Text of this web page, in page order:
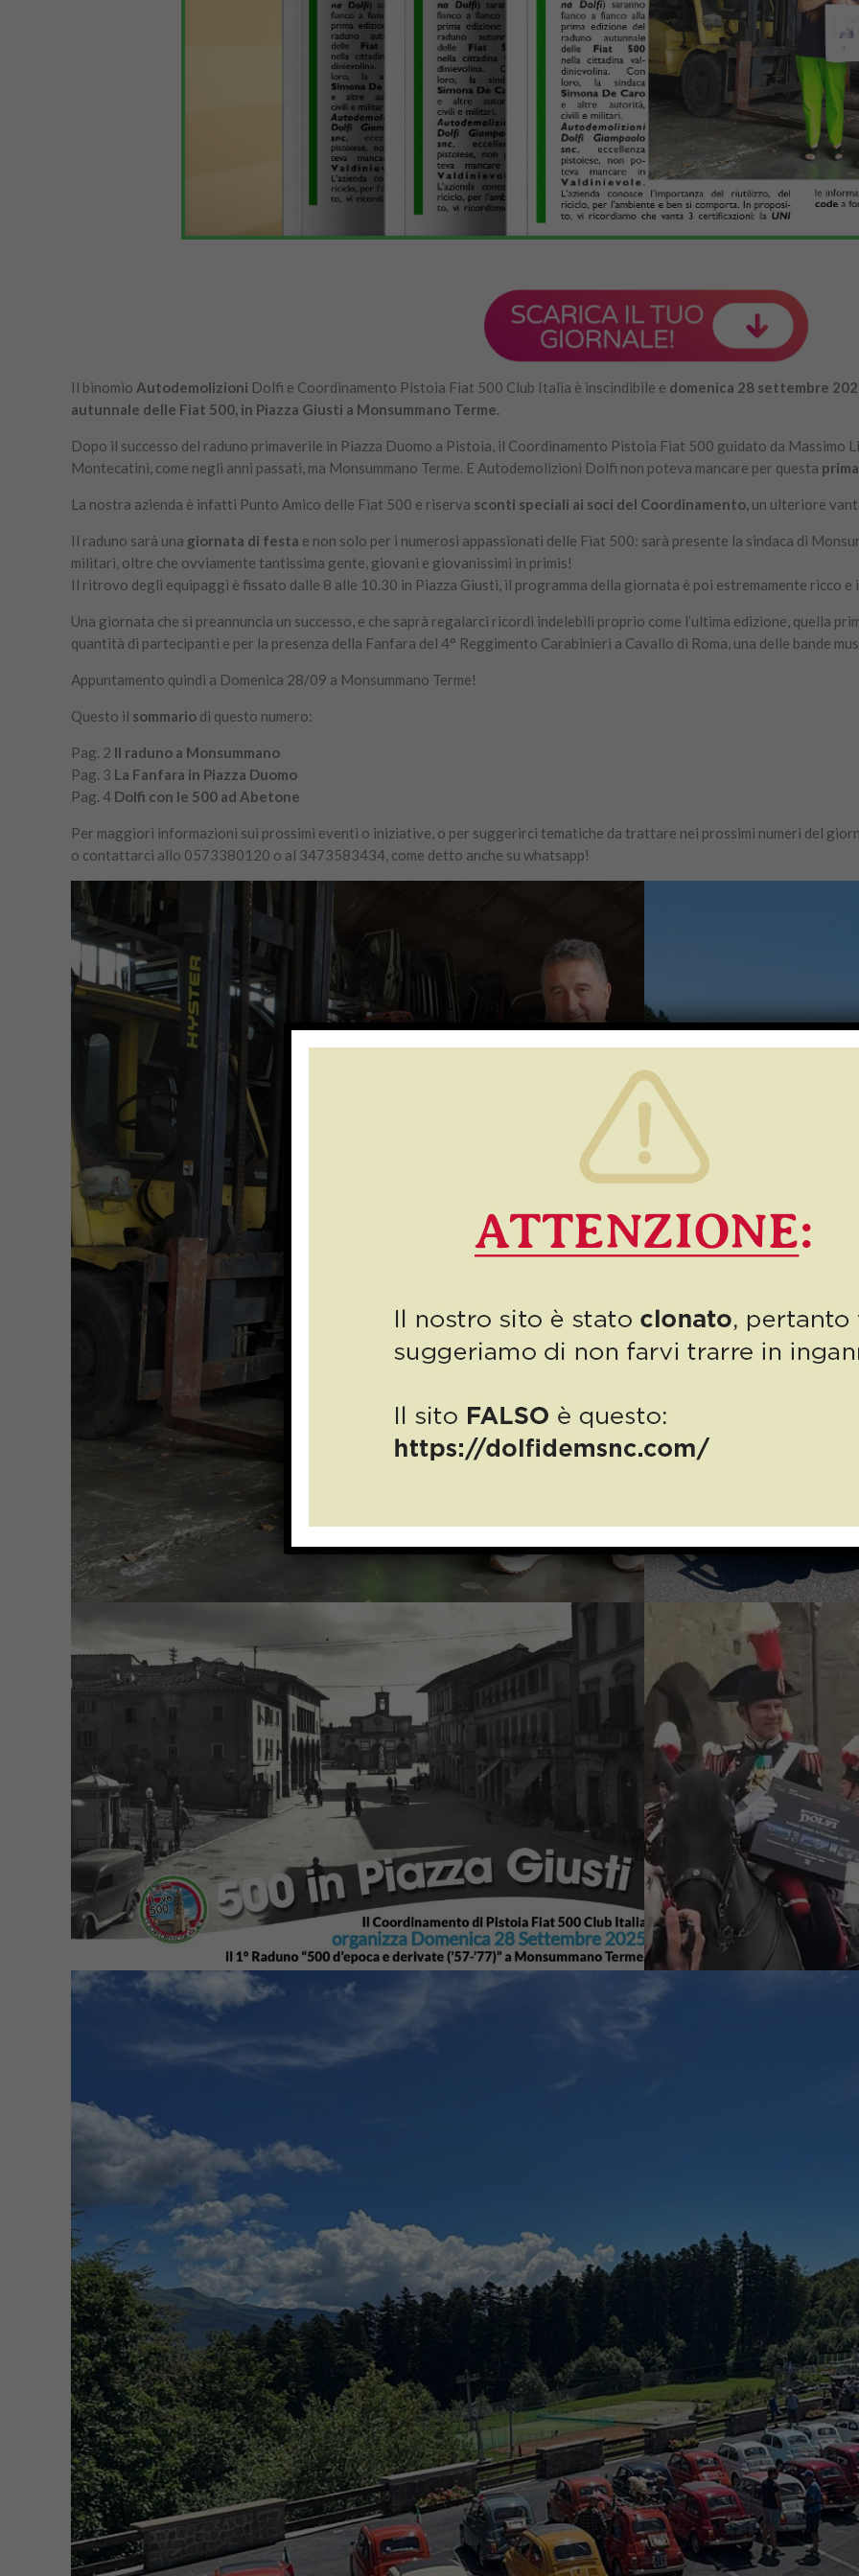
Il binomio Autodemolizioni Dolfi e Coordinamento Pistoia Fiat 500 Club Italia è inscindibile e domenica 28 settembre
autunnale delle Fiat 500, in Piazza Giusti a Monsummano Terme.
Dopo il successo del raduno primaverile in Piazza Duomo a Pistoia, il Coordinamento Pistoia Fiat 500 guidato da Massimo
Montecatini, come negli anni passati, ma Monsummano Terme. E Autodemolizioni Dolfi non poteva mancare per questa
La nostra azienda è infatti Punto Amico delle Fiat 500 e riserva sconti speciali ai soci del Coordinamento, un ulteriore
Il raduno sarà una giornata di festa e non solo per i numerosi appassionati delle Fiat 500: sarà presente la sindaca di
militari, oltre che ovviamente tantissima gente, giovani e giovanissimi in primis!
Il ritrovo degli equipaggi è fissato dalle 8 alle 10.30 in Piazza Giusti, il programma della giornata è poi estremamente ricco
Una giornata che si preannuncia un successo, e che saprà regalarci ricordi indelebili proprio come l’ultima edizione, quella
quantità di partecipanti e per la presenza della Fanfara del 4° Reggimento Carabinieri a Cavallo di Roma, una delle bande
Appuntamento quindi a Domenica 28/09 a Monsummano Terme!
Questo il sommario di questo numero:
Pag. 2 Il raduno a Monsummano
Pag. 3 La Fanfara in Piazza Duomo
Pag. 4 Dolfi con le 500 ad Abetone
Per maggiori informazioni sui prossimi eventi o iniziative, o per suggerirci tematiche da trattare nei prossimi numeri del
o contattarci allo 0573380120 o al 3473583434, come detto anche su whatsapp!